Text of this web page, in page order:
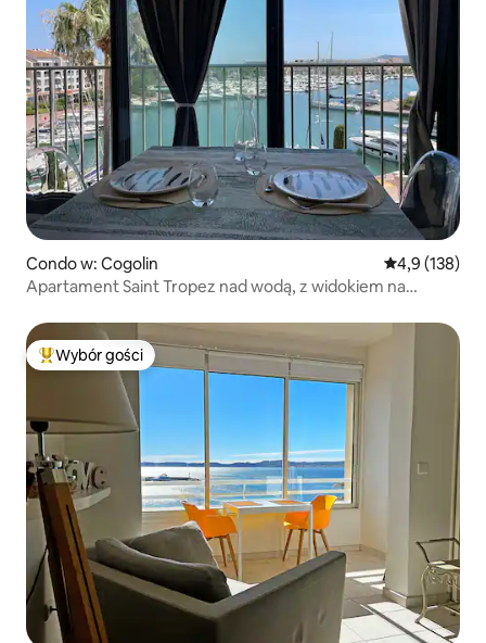
Condo w: Cogolin Średnia
4,9 (138)
Apartament Saint Tropez nad wodą, z widokiem na
Najpopularniejsze z kategorii Wybór gości
Wybór gości